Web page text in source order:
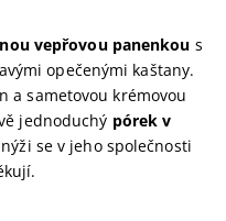
vepřovou panenkou s
opečenými kaštany.
a sametovou krémovou
jednoduchý pórek v
se v jeho společnosti